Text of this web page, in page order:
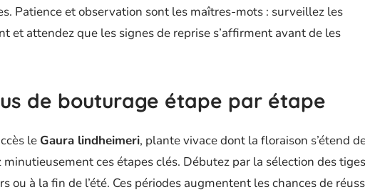
Patience et observation sont les maîtres-mots : surveillez les
et attendez que les signes de reprise s’affirment avant de les
de bouturage étape par étape
le Gaura lindheimeri, plante vivace dont la floraison s’étend
minutieusement ces étapes clés. Débutez par la sélection des
ou à la fin de l’été. Ces périodes augmentent les chances de